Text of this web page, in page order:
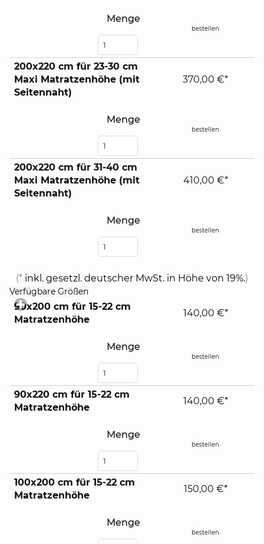
Menge
bestellen
200x220 cm für 23-30 cm
Maxi Matratzenhöhe (mit
Seitennaht)
Menge
370,00 €*
bestellen
200x220 cm für 31-40 cm
Maxi Matratzenhöhe (mit
Seitennaht)
Menge
410,00 €*
bestellen
(* inkl. gesetzl. deutscher MwSt. in Höhe von 19%.)
Verfügbare Größen
to
expand
contents
90x200 cm für 15-22 cm
Matratzenhöhe
Menge
140,00 €*
bestellen
90x220 cm für 15-22 cm
Matratzenhöhe
Menge
140,00 €*
bestellen
100x200 cm für 15-22 cm
Matratzenhöhe
Menge
150,00 €*
bestellen